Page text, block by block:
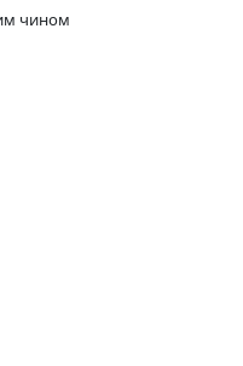
чином